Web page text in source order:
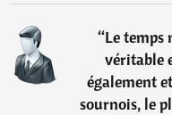
“Le temps
véritable
également
sournois, le